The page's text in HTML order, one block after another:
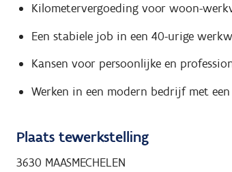
Kilometervergoeding voor woon-
Een stabiele job in een 40-urige
Kansen voor persoonlijke en
Werken in een modern bedrijf met
Plaats tewerkstelling
3630 MAASMECHELEN